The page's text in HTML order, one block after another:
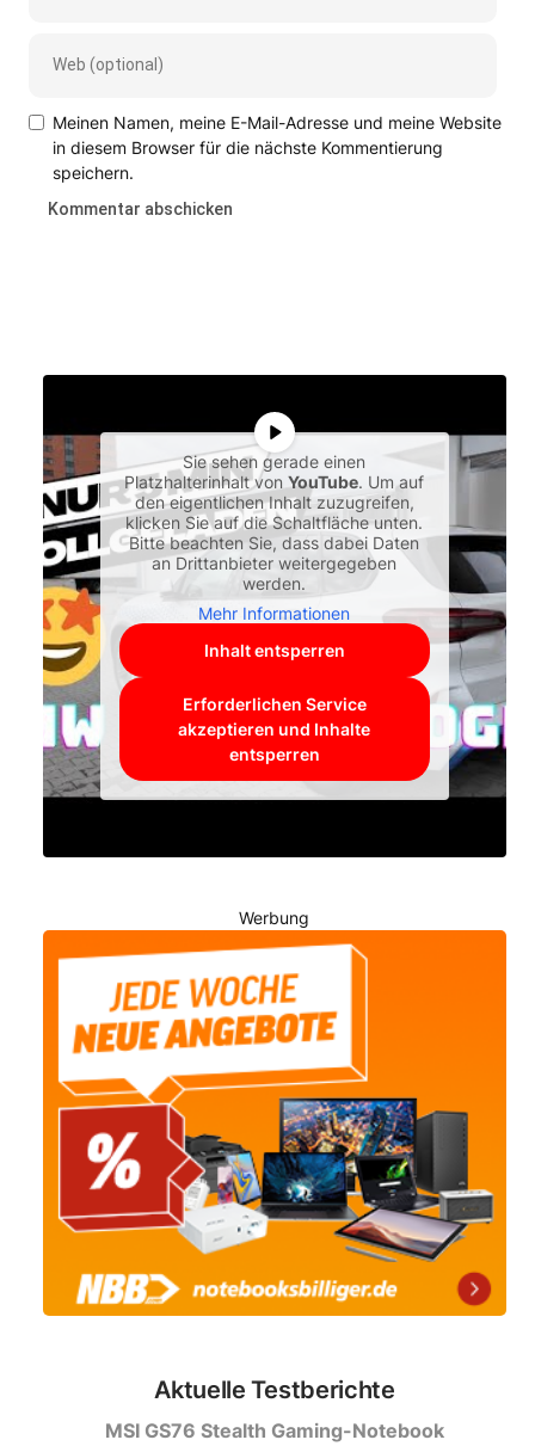
Meinen Namen, meine E-Mail-Adresse und meine Website
in diesem Browser für die nächste Kommentierung
speichern.
Sie sehen gerade einen
Platzhalterinhalt vonYouTube. Um auf
den eigentlichen Inhalt zuzugreifen,
klicken Sie auf die Schaltfläche unten.
Bitte beachten Sie, dass dabei Daten
an Drittanbieter weitergegeben
werden.
Mehr Informationen
Inhalt entsperren
Erforderlichen Service
akzeptieren und Inhalte
entsperren
Werbung
Aktuelle Testberichte
MSI GS76 Stealth Gaming-Notebook